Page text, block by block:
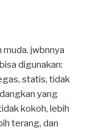
jwbnnya
digunakan:
statis, tidak
yang
kokoh, lebih
terang, dan